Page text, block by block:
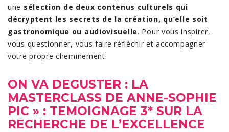
une sélection de deux contenus culturels qui
décryptent les secrets de la création, qu’elle soit
gastronomique ou audiovisuelle. Pour vous inspirer,
vous questionner, vous faire réfléchir et accompagner
votre propre cheminement.
ON VA DEGUSTER : LA
MASTERCLASS DE ANNE-SOPHIE
PIC » : TEMOIGNAGE 3* SUR LA
RECHERCHE DE L’EXCELLENCE